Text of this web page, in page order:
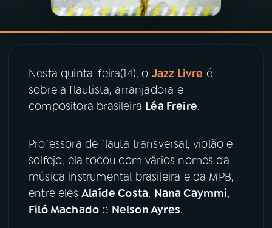
ÚLTIMAS
ACOMPANHE A RÁDIO MEC
Instagram X
TikTok
Nesta quinta-feira(14), o Jazz Livre é
sobre a flautista, arranjadora e
compositora brasileira Léa Freire.
Professora de flauta transversal, violão e
solfejo, ela tocou com vários nomes da
música instrumental brasileira e da MPB,
entre eles Alaíde Costa, Nana Caymmi,
Filó Machado e Nelson Ayres.